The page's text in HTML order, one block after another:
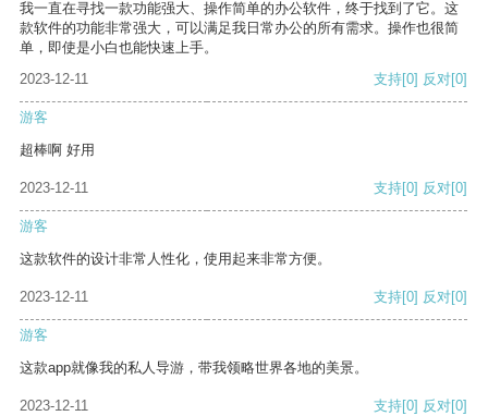
我一直在寻找一款功能强大、操作简单的办公软件，终于找到了它。这
款软件的功能非常强大，可以满足我日常办公的所有需求。操作也很简
单，即使是小白也能快速上手。
2023-12-11
支持[0] 反对[0]
游客
超棒啊 好用
2023-12-11 支持[0] 反对[0]
游客
这款软件的设计非常人性化，使用起来非常方便。
2023-12-11 支持[0] 反对[0]
游客
这款app就像我的私人导游，带我领略世界各地的美景。
2023-12-11 支持[0] 反对[0]